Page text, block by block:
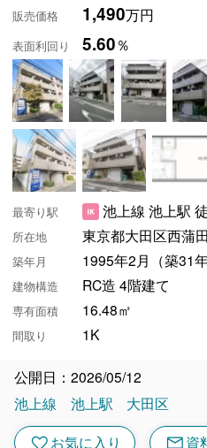
販売価格 1,490万円
表面利回り 5.60％
最寄り駅 池上線 池上駅
所在地 東京都大田区西蒲
築年月 1995年2月（築31年
建物構造 RC造 4階建て
専有面積 16.48㎡
間取り 1K
公開日：2026/05/12
池上線
池上駅 大田区
お気に入り mail資